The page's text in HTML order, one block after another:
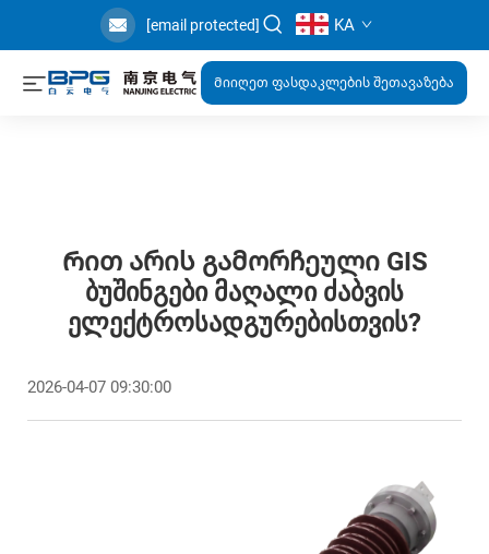
[email protected] KA
Მიიღეთ ფასდაკლების შეთავაზება
Რით Არის Გამორჩეული GIS
Ბუშინგები Მაღალი Ძაბვის
Ელექტროსადგურებისთვის?
2026-04-07 09:30:00